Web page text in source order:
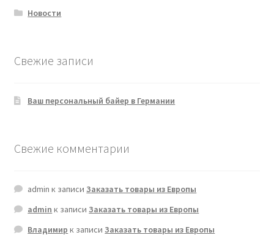
Новости
Свежие записи
Ваш персональный байер в Германии
Свежие комментарии
admin к записиЗаказать товары из Европы
admin к записиЗаказать товары из Европы
Владимир к записиЗаказать товары из Европы